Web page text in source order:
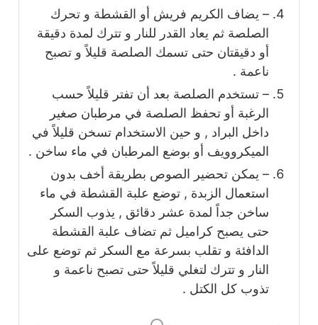
– يضاف الكريم فريش أو القشطة و تحرك
الصلصة ثم يعاد القدر للنار و تترك لمدة دقيقة
أو دقيقتان حتى تسمك الصلصة قليلاً و تصبح
ناعمة .
– تستخدم الصلصة بعد أن تفتر قليلاً حسب
الرغبة أو تحفظ الصلصة في مرطبان صغير
داخل البراد , و حين الاستخدام تسخن قليلاً في
الميكروويف أو بوضع المرطبان في ماء ساخن .
– يمكن تحضير الصوص بطريقة أخف بدون
استعمال الزبدة , توضع علبة القشطة في ماء
ساخن جداً لمدة عشر دقائق , يذوب السكر
حتى يصبح كراميل ثم تضاف علبة القشطة
الدافئة و تقلب بسرعة مع السكر ثم توضع على
النار و تترك لتغلي قليلاً حتى تصبح ناعمة و
تذوب كل الكتل .